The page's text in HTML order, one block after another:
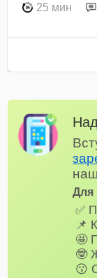
25 мин
Для
✅
📌
🤩
🤓
😗